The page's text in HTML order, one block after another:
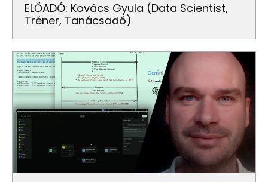
ELŐADÓ: Kovács Gyula (data Scientist,
Tréner, Tanácsadó)